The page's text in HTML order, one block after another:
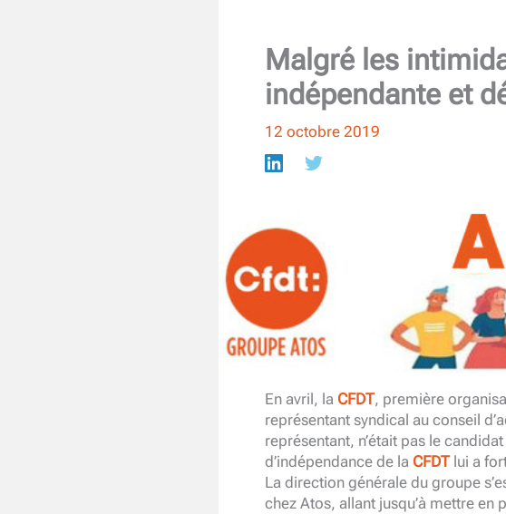
Malgré les
indépendante et
12 octobre 2019
En avril, la CFDT, première
représentant syndical au conseil
représentant, n’était pas le
d’indépendance de la CFDT lui a
La direction générale du groupe
chez Atos, allant jusqu’à mettre en